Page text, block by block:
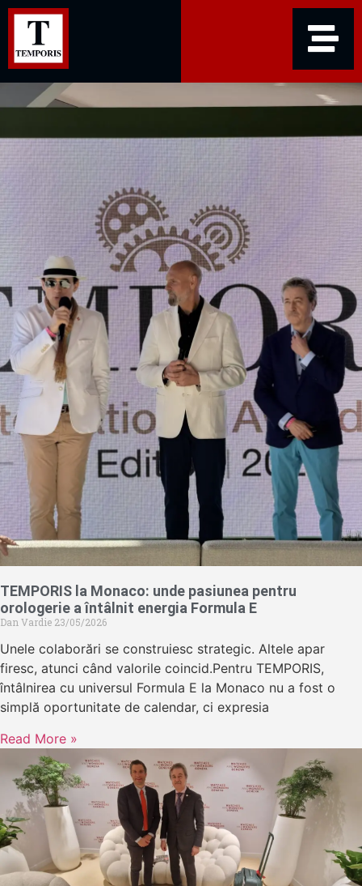
TEMPORIS la Monaco: unde pasiunea pentru
orologerie a întâlnit energia Formula E
Dan Vardie 23/05/2026
Unele colaborări se construiesc strategic. Altele apar
firesc, atunci când valorile coincid.Pentru TEMPORIS,
întâlnirea cu universul Formula E la Monaco nu a fost o
simplă oportunitate de calendar, ci expresia
Read More »